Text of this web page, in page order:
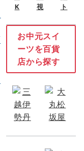
K
視
ト
お中元スイ
ーツを百貨
店から探す